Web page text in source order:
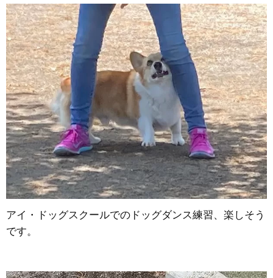
アイ・ドッグスクールでのドッグダンス練習、楽しそう
です。